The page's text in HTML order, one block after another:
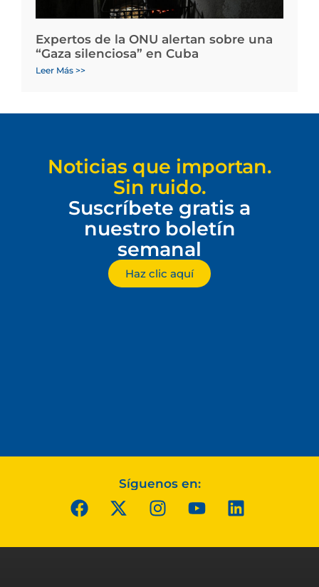
Expertos de la ONU alertan sobre una
“Gaza silenciosa” en Cuba
Leer Más >>
Noticias que importan.
Sin ruido.
Suscríbete gratis a
nuestro boletín
semanal
Haz clic aquí
Síguenos en: